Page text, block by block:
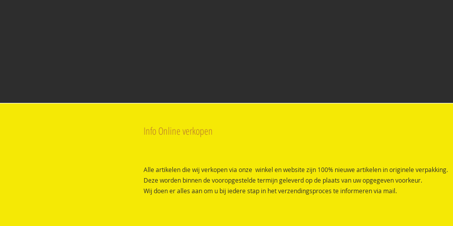
Info Online verkopen
Alle artikelen die wij verkopen via onze winkel en website zijn 100% nieuwe artikelen in originele verpakking.
Deze worden binnen de vooropgestelde termijn geleverd op de plaats van uw opgegeven voorkeur.
Wij doen er alles aan om u bij iedere stap in het verzendingsproces te informeren via mail.